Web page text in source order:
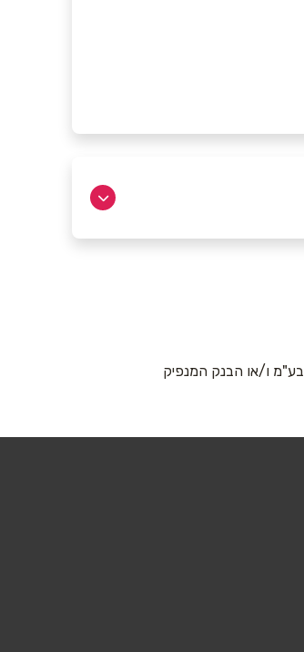
ו/או הבנק המנפיק